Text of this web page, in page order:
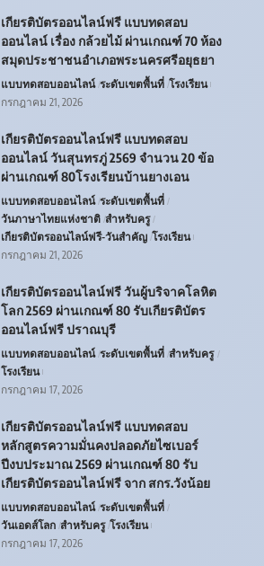
เกียรติบัตรออนไลน์ฟรี แบบทดสอบ
ออนไลน์ เรื่อง กล้วยไม้ ผ่านเกณฑ์ 70 ห้อง
สมุดประชาชนอำเภอพระนครศรีอยุธยา
แบบทดสอบออนไลน์ ระดับเขตพื้นที่ โรงเรียน
กรกฎาคม 21, 2026
เกียรติบัตรออนไลน์ฟรี แบบทดสอบ
ออนไลน์ วันสุนทรภู่ 2569 จำนวน 20 ข้อ
ผ่านเกณฑ์ 80โรงเรียนบ้านยางเอน
แบบทดสอบออนไลน์ ระดับเขตพื้นที่
วันภาษาไทยแห่งชาติ สำหรับครู
เกียรติบัตรออนไลน์ฟรี-วันสำคัญ โรงเรียน
กรกฎาคม 21, 2026
เกียรติบัตรออนไลน์ฟรี วันผู้บริจาคโลหิต
โลก 2569 ผ่านเกณฑ์ 80 รับเกียรติบัตร
ออนไลน์ฟรี ปราณบุรี
แบบทดสอบออนไลน์ ระดับเขตพื้นที่ สำหรับครู
โรงเรียน
กรกฎาคม 17, 2026
เกียรติบัตรออนไลน์ฟรี แบบทดสอบ
หลักสูตรความมั่นคงปลอดภัยไซเบอร์
ปีงบประมาณ 2569 ผ่านเกณฑ์ 80 รับ
เกียรติบัตรออนไลน์ฟรี จาก สกร.วังน้อย
แบบทดสอบออนไลน์ ระดับเขตพื้นที่
วันเอดส์โลก สำหรับครู โรงเรียน
กรกฎาคม 17, 2026